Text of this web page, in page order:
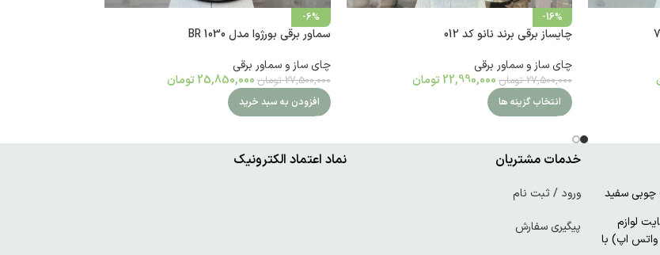
-16%
چايساز برقى برند نانو کد 012
چای ساز و سماور برقی
27,500,000 تومان 22,990,000 تومان
انتخاب گزینه ها
-6%
سماور برقی بورژوا مدل BR 1030
چای ساز و سماور برقی
27,500,000 تومان25,850,000 تومان
افزودن به سبد خرید
لوازم
واتس اپ) با
خدمات مشتریان
ورود / ثبت نام
پیگیری سفارش
نماد اعتماد الکترونیک